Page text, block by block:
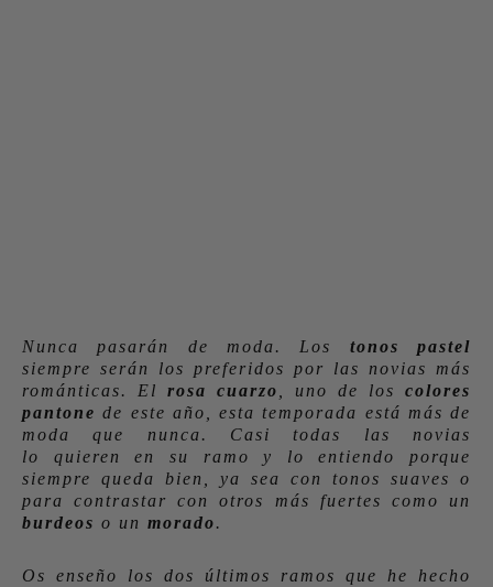
Nunca pasarán de moda. Los tonos pastel
siempre serán los preferidos por las novias más
románticas. El rosa cuarzo , uno de los colores
pantone de este año, esta temporada está más de
moda que nunca. Casi todas las novias
lo quieren en su ramo y lo entiendo porque
siempre queda bien, ya sea con tonos suaves o
para contrastar con otros más fuertes como un
burdeos o un morado.
Os enseño los dos últimos ramos que he hecho